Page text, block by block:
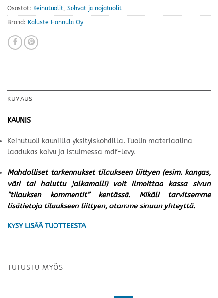
Osastot: Keinutuolit, Sohvat ja nojatuolit
Brand: Kaluste Hannula Oy
KUVAUS
KAUNIS
Keinutuoli kauniilla yksityiskohdilla. Tuolin materiaalina
laadukas koivu ja istuimessa mdf-levy.
Mahdolliset tarkennukset tilaukseen liittyen (esim. kangas,
väri tai haluttu jalkamalli) voit ilmoittaa kassa sivun
”tilauksen kommentit” kentässä. Mikäli tarvitsemme
lisätietoja tilaukseen liittyen, otamme sinuun yhteyttä.
KYSY LISÄÄ TUOTTEESTA
TUTUSTU MYÖS